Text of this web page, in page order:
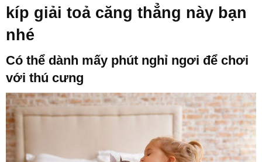
kíp giải toả căng thẳng này bạn
nhé
Có thể dành mấy phút nghỉ ngơi để chơi
với thú cưng